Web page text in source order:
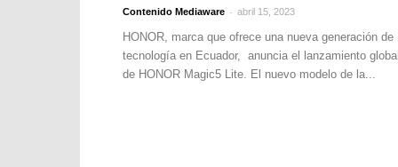
Contenido Mediaware - abril 15, 2023
HONOR, marca que ofrece una nueva generación de
tecnología en Ecuador, anuncia el lanzamiento
de HONOR Magic5 Lite. El nuevo modelo de la...